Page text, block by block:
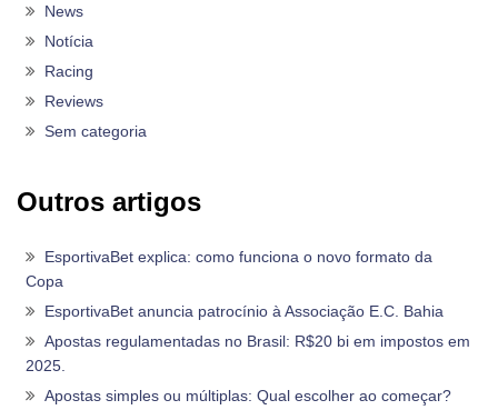
News
Notícia
Racing
Reviews
Sem categoria
Outros artigos
EsportivaBet explica: como funciona o novo formato da
Copa
EsportivaBet anuncia patrocínio à Associação E.C. Bahia
Apostas regulamentadas no Brasil: R$20 bi em impostos em
2025.
Apostas simples ou múltiplas: Qual escolher ao começar?